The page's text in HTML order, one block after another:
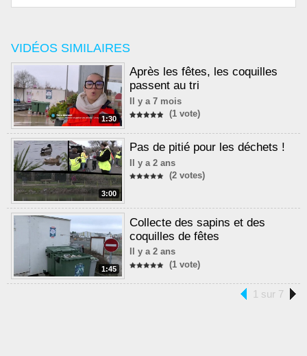
VIDÉOS SIMILAIRES
1:30
Après les fêtes, les coquilles
passent au tri
Il y a 7 mois
(1 vote)
3:00
Pas de pitié pour les déchets !
Il y a 2 ans
(2 votes)
1:45
Collecte des sapins et des
coquilles de fêtes
Il y a 2 ans
(1 vote)
1 sur 7